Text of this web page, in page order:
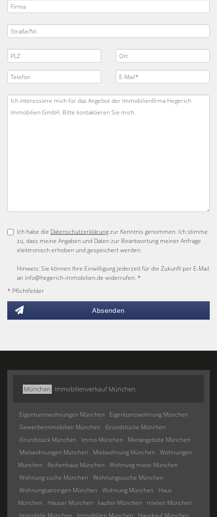
Ich habe die Datenschutzerklärungzur Kenntnis genommen. Ich stimme
zu, dass meine Angaben und Daten zur Beantwortung meiner Anfrage
elektronisch erhoben und gespeichert werden.
Hinweis: Sie können Ihre Einwilligung jederzeit für die Zukunft per E-Mail
an info@hegerich-immobilien.de widerrufen. *
* Pflichtfelder
Absenden
München Immobilienverkauf München
Eigentumswohnungen München
Eigentumswohnung München
Gewerbeimmobilien München
Grundstücke München
Grundstück München
Immo München
Mietangebote München
Mietwohnungen München
Mietwohnung München
Wohnungen
München
Reihenhaus München
Wohnung miete München
Wohnung suche München
Wohnungssuche München
Wohnungsanzeigen München
Wohnung München
Haus
München
Häuser München kaufen München
mieten München
Immobilie München
Immobilien München
Hauskauf München